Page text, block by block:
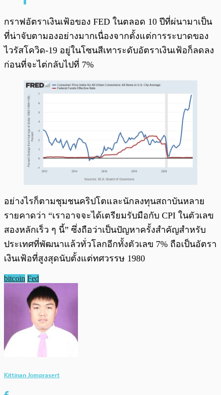
กราฟอัตราเงินเฟ้อของ FED ในตลอด 10 ปีที่ผ่นามาเป็น
ที่น่าจับตามองอย่างมากเนื่องจากตั้งแต่การระบาดของ
ไวรัสโควิด-19 อยู่ในโซนสีเทาระดับอัตราเงินเฟ้อก็ลดลง
ก่อนที่จะไต่กลับไปที่ 7%
อย่างไรก็ตามชุมชนคริปโตและนักลงทุนสถาบันหลาย
รายคาดว่า “เราอาจจะได้เตรียมรับมือกับ CPI ในตัวเลข
สองหลักเร็ว ๆ นี้” ซึ่งถือว่าเป็นปัญหาครั้งสำคัญสำหรับ
ประเทศที่พัฒนาแล้วทั่วโลกอีกทั้งตัวเลข 7% ถือเป็นอัตรา
เงินเฟ้อที่สูงสุดนับตั้งแต่ทศวรรษ 1980
bitcoin Fed
Kittinan Jomprasert